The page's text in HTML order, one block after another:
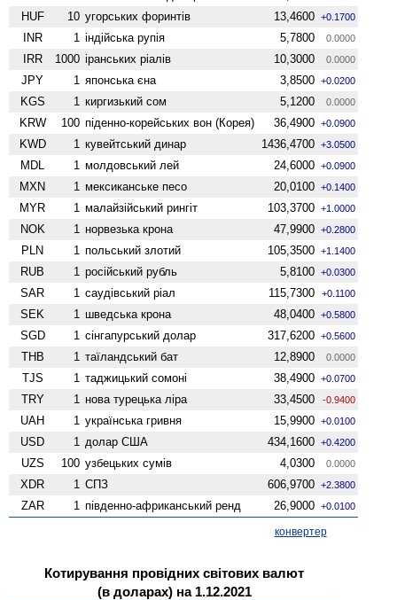
HUF 10 угорських форинтів 13,4600 +0.1700
INR 1 індійська рупія 5,7800 0.0000
IRR 1000 іранських ріалів 10,3000 0.0000
JPY 1 японська єна 3,8500 +0.0200
KGS 1 киргизький сом 5,1200 0.0000
KRW 100 піденно-корейських вон (Корея) 36,4900 +0.0900
KWD 1 кувейтський динар 1436,4700 +3.0500
MDL 1 молдовський лей 24,6000 +0.0900
MXN 1 мексиканське песо 20,0100 +0.1400
MYR 1 малайзійський рингіт 103,3700 +1.0000
NOK 1 норвезька крона 47,9900 +0.2800
PLN 1 польський злотий 105,3500 +1.1400
RUB 1 російський рубль 5,8100 +0.0300
SAR 1 саудівський ріал 115,7300 +0.1100
SEK 1 шведська крона 48,0400 +0.5800
SGD 1 сінгапурський долар 317,6200 +0.5600
THB 1 таїландський бат 12,8900 0.0000
TJS 1 таджицький сомоні 38,4900 +0.0700
TRY 1 нова турецька ліра 33,4500 -0.9400
UAH 1 українська гривня 15,9900 +0.0100
USD 1 долар США 434,1600 +0.4200
UZS 100 узбецьких сумів 4,0300 0.0000
XDR 1 СПЗ 606,9700 +2.3800
ZAR 1 південно-африканський ренд 26,9000 +0.0100
конвертер
Котирування провідних світових валют
(в доларах) на 1.12.2021